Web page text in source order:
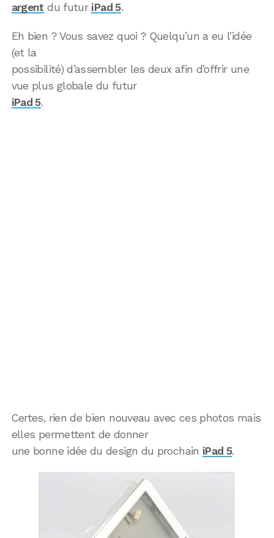
argent du futur iPad 5.
Eh bien ? Vous savez quoi ? Quelqu’un a eu l’idée
(et la
possibilité) d’assembler les deux afin d’offrir une
vue plus globale du futur
iPad 5.
Certes, rien de bien nouveau avec ces photos mais
elles permettent de donner
une bonne idée du design du prochain iPad 5.